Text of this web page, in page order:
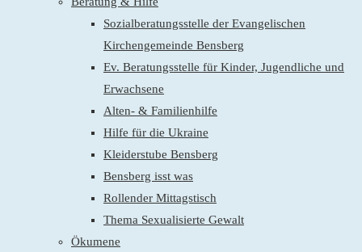
Sozialberatungsstelle der Evangelischen
Kirchengemeinde Bensberg
Ev. Beratungsstelle für Kinder, Jugendliche und
Erwachsene
Alten- & Familienhilfe
Hilfe für die Ukraine
Kleiderstube Bensberg
Bensberg isst was
Rollender Mittagstisch
Thema Sexualisierte Gewalt
Ökumene